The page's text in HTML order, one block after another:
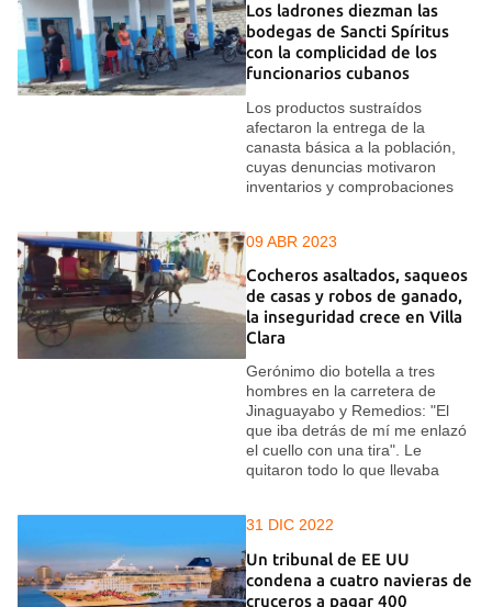
Los ladrones diezman las
bodegas de Sancti Spíritus
con la complicidad de los
funcionarios cubanos
Los productos sustraídos
afectaron la entrega de la
canasta básica a la población,
cuyas denuncias motivaron
inventarios y comprobaciones
09 ABR 2023
Cocheros asaltados, saqueos
de casas y robos de ganado,
la inseguridad crece en Villa
Clara
Gerónimo dio botella a tres
hombres en la carretera de
Jinaguayabo y Remedios: "El
que iba detrás de mí me enlazó
el cuello con una tira". Le
quitaron todo lo que llevaba
31 DIC 2022
Un tribunal de EE UU
condena a cuatro navieras de
cruceros a pagar 400